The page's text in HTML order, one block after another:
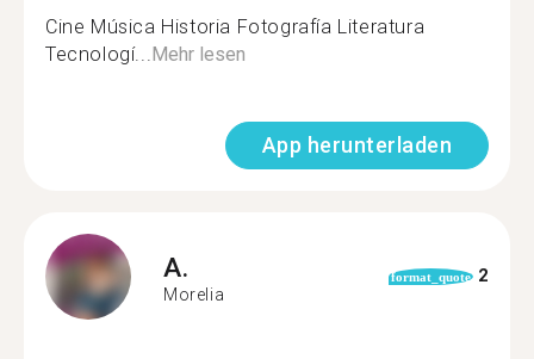
Cine Música Historia Fotografía Literatura
Tecnologí... Mehr lesen
App herunterladen
A.
Morelia
format_quote 2